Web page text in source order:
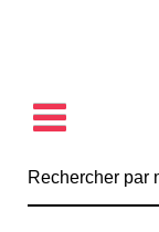
Découvrir la collection